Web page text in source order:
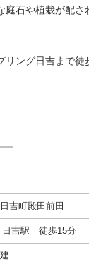
庭石や植栽が配さ
リング日吉まで徒
吉町殿田前田
吉駅 徒歩15分